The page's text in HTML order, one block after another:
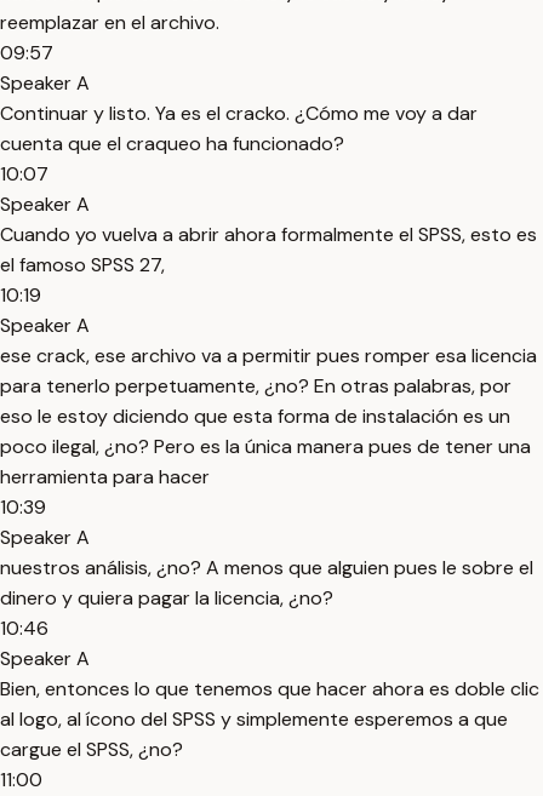
reemplazar en el archivo.
09:57
Speaker A
Continuar y listo. Ya es el cracko. ¿Cómo me voy a dar
cuenta que el craqueo ha funcionado?
10:07
Speaker A
Cuando yo vuelva a abrir ahora formalmente el SPSS, esto es
el famoso SPSS 27,
10:19
Speaker A
ese crack, ese archivo va a permitir pues romper esa licencia
para tenerlo perpetuamente, ¿no? En otras palabras, por
eso le estoy diciendo que esta forma de instalación es un
poco ilegal, ¿no? Pero es la única manera pues de tener una
herramienta para hacer
10:39
Speaker A
nuestros análisis, ¿no? A menos que alguien pues le sobre el
dinero y quiera pagar la licencia, ¿no?
10:46
Speaker A
Bien, entonces lo que tenemos que hacer ahora es doble clic
al logo, al ícono del SPSS y simplemente esperemos a que
cargue el SPSS, ¿no?
11:00